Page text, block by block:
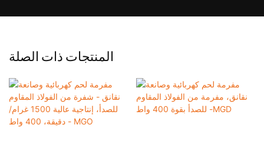
المنتجات ذات الصلة